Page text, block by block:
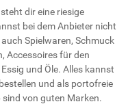
dir eine riesige
bei dem Anbieter nicht
Spielwaren, Schmuck
Accessoires für den
und Öle. Alles kannst
und als portofreie
von guten Marken.